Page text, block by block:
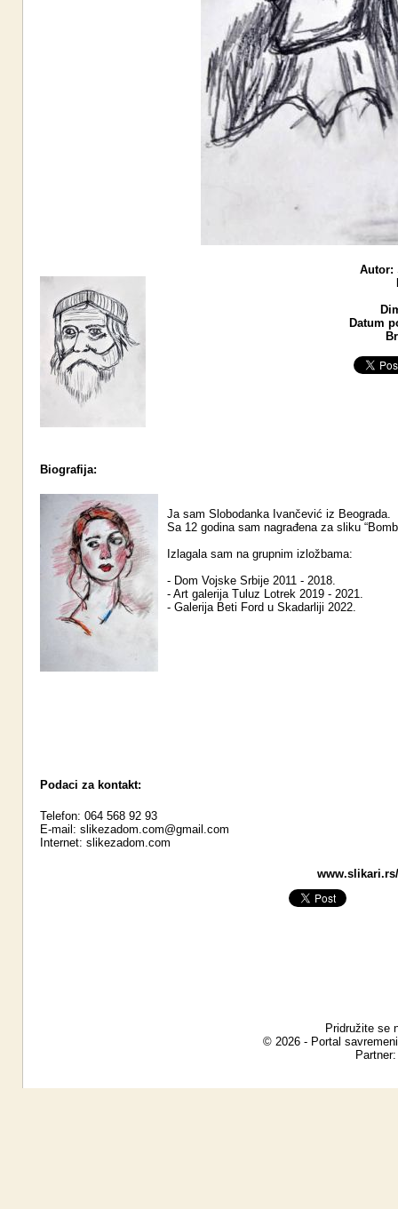
Autor:
Datum
Biografija:
Ja sam Slobodanka Ivančević iz Beograda.
Sa 12 godina sam nagrađena za sliku
Izlagala sam na grupnim izložbama:
- Dom Vojske Srbije 2011 - 2018.
- Art galerija Tuluz Lotrek 2019 - 2021.
- Galerija Beti Ford u Skadarliji 2022.
Podaci za kontakt:
Telefon: 064 568 92 93
E-mail: slikezadom.com@gmail.com
Internet: slikezadom.com
Pridružite se
© 2026 - Portal